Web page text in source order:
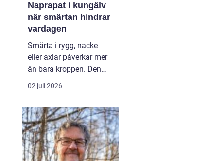
Naprapat i kungälv
när smärtan hindrar
vardagen
Smärta i rygg, nacke
eller axlar påverkar mer
än bara kroppen. Den
kan störa sömnen, göra
det svårt att koncentrera
energin från allt som
annars brukar kännas
roligt. Många vänjer sig
successivt vid värken
02 juli 2026